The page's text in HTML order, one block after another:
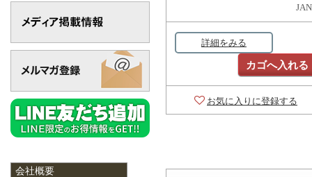
詳細をみる
カゴへ入れる
お気に入りに登録する
会社概要